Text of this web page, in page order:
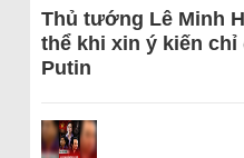
Thủ tướng Lê Minh
thể khi xin ý kiến
Putin